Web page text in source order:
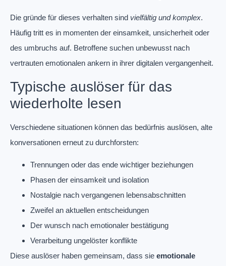
Die gründe für dieses verhalten sind vielfältig und komplex.
Häufig tritt es in momenten der einsamkeit, unsicherheit oder
des umbruchs auf. Betroffene suchen unbewusst nach
vertrauten emotionalen ankern in ihrer digitalen vergangenheit.
Typische auslöser für das
wiederholte lesen
Verschiedene situationen können das bedürfnis auslösen, alte
konversationen erneut zu durchforsten:
Trennungen oder das ende wichtiger beziehungen
Phasen der einsamkeit und isolation
Nostalgie nach vergangenen lebensabschnitten
Zweifel an aktuellen entscheidungen
Der wunsch nach emotionaler bestätigung
Verarbeitung ungelöster konflikte
Diese auslöser haben gemeinsam, dass sie emotionale